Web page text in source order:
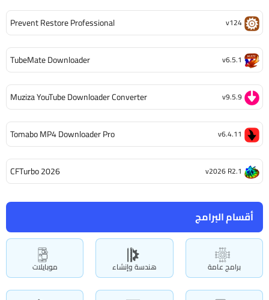
أقسام البرامج
برامج عامة هندسة وإنشاء موبايلات
Prevent Restore Professional v124
TubeMate Downloader v6.5.1
Muziza YouTube Downloader Converter v9.5.9
Tomabo MP4 Downloader Pro v6.4.11
CFTurbo 2026 v2026 R2.1